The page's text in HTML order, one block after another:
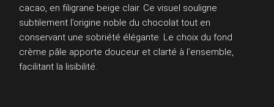
cacao, en filigrane beige clair. Ce visuel souligne
subtilement l’origine noble du chocolat tout en
conservant une sobriété élégante. Le choix du fond
crème pâle apporte douceur et clarté à l’ensemble,
facilitant la lisibilité.